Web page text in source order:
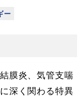
膜炎、気管支喘
深く関わる特異